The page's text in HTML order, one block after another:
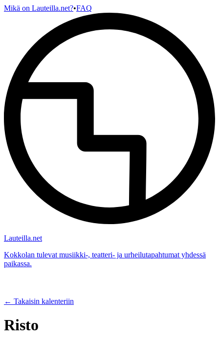
Mikä on Lauteilla.net?•FAQ
Lauteilla.net
Kokkolan tulevat musiikki-, teatteri- ja urheilutapahtumat yhdessä
paikassa.
← Takaisin kalenteriin
Risto